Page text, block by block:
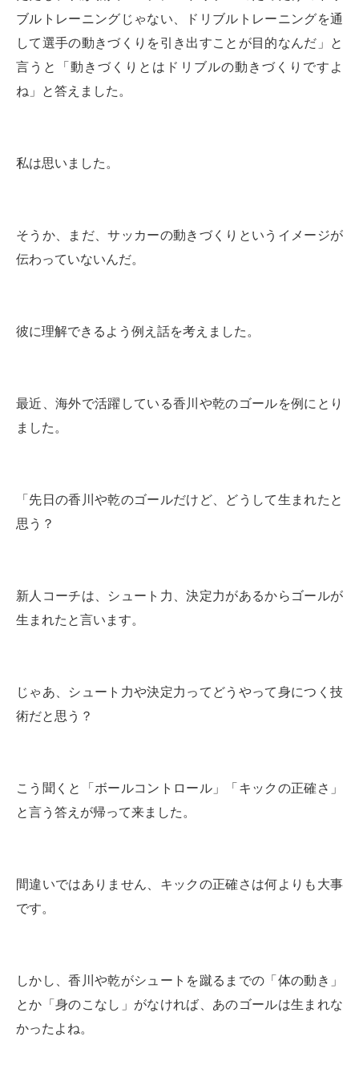
ブルトレーニングじゃない、ドリブルトレーニングを通
して選手の動きづくりを引き出すことが目的なんだ」と
言うと「動きづくりとはドリブルの動きづくりですよ
ね」と答えました。
私は思いました。
そうか、まだ、サッカーの動きづくりというイメージが
伝わっていないんだ。
彼に理解できるよう例え話を考えました。
最近、海外で活躍している香川や乾のゴールを例にとり
ました。
「先日の香川や乾のゴールだけど、どうして生まれたと
思う？
新人コーチは、シュート力、決定力があるからゴールが
生まれたと言います。
じゃあ、シュート力や決定力ってどうやって身につく技
術だと思う？
こう聞くと「ボールコントロール」「キックの正確さ」
と言う答えが帰って来ました。
間違いではありません、キックの正確さは何よりも大事
です。
しかし、香川や乾がシュートを蹴るまでの「体の動き」
とか「身のこなし」がなければ、あのゴールは生まれな
かったよね。